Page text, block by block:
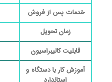
خدمات پس از فروش
زمان تحویل
قابلیت کالیبراسیون
آموزش کار با دستگاه و